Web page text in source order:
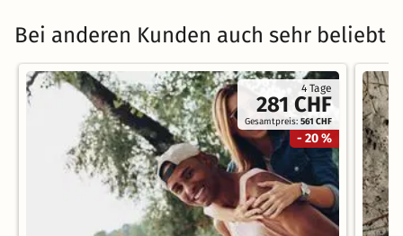
Bei anderen Kunden auch sehr beliebt
4 Tage
281 CHF
Gesamtpreis:561 CHF
- 20 %